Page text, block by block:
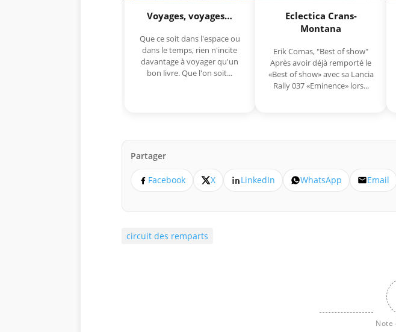
Voyages, voyages…
Que ce soit dans l'espace ou
dans le temps, rien n'incite
davantage à voyager qu'un
bon livre. Que l'on soit...
Eclectica Crans-
Montana
Erik Comas, "Best of show"
Après avoir déjà remporté le
«Best of show» avec sa Lancia
Rally 037 «Eminence» lors...
Partager
Facebook X LinkedIn WhatsApp Email
circuit des remparts
Note